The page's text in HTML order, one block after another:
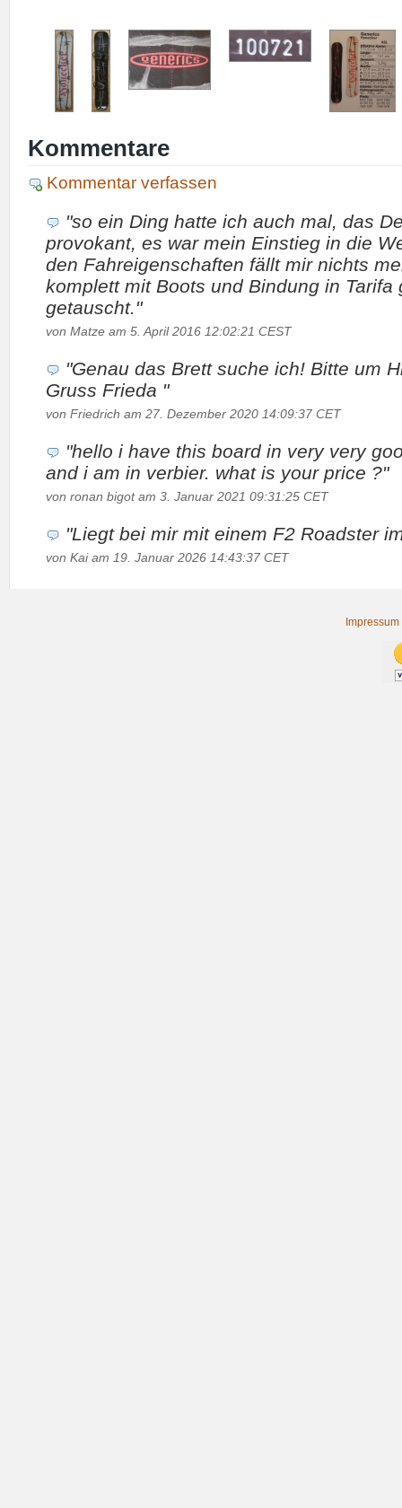
Kommentare
Kommentar verfassen
"so ein Ding hatte ich auch mal, das
provokant, es war mein Einstieg in die
den Fahreigenschaften fällt mir nichts
komplett mit Boots und Bindung in Tarifa
getauscht."
von Matze am 5. April 2016 12:02:21 CEST
"Genau das Brett suche ich! Bitte um
Gruss Frieda "
von Friedrich am 27. Dezember 2020 14:09:37 CET
"hello i have this board in very very
and i am in verbier. what is your price ?"
von ronan bigot am 3. Januar 2021 09:31:25 CET
"Liegt bei mir mit einem F2 Roadster
von Kai am 19. Januar 2026 14:43:37 CET
Impressum